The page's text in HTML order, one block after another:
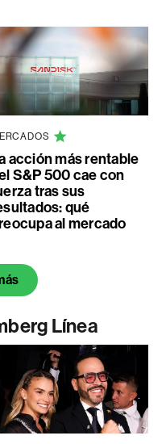
acción más rentable
S&P 500 cae con
tras sus
qué
al mercado
Línea